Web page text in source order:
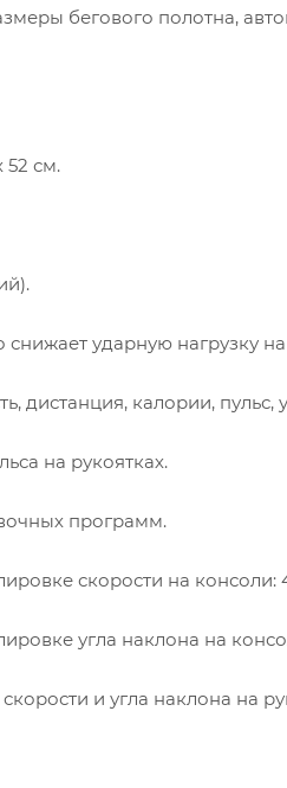
бегового полотна,
52 см.
ударную нагрузку
дистанция, калории,
на рукоятках.
программ.
скорости на консоли:
угла наклона на
и угла наклона на